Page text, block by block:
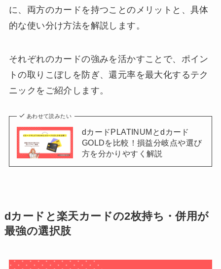
に、両方のカードを持つことのメリットと、具体
的な使い分け方法を解説します。
それぞれのカードの強みを活かすことで、ポイン
トの取りこぼしを防ぎ、還元率を最大化するテク
ニックをご紹介します。
あわせて読みたい
dカードPLATINUMとdカード
GOLDを比較！損益分岐点や選び
方を分かりやすく解説
dカードと楽天カードの2枚持ち・併用が
最強の選択肢